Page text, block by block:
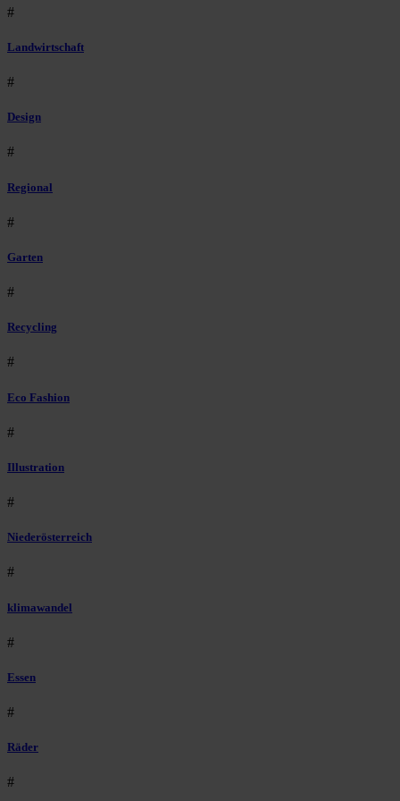
#
Landwirtschaft
#
Design
#
Regional
#
Garten
#
Recycling
#
Eco Fashion
#
Illustration
#
Niederösterreich
#
klimawandel
#
Essen
#
Räder
#